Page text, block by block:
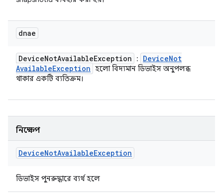
dnae
DeviceNotAvailableException : DeviceNot
AvailableException হলো বিদ্যমান ডিভাইস অনুপলব্ধ
থাকার একটি ব্যতিক্রম।
নিক্ষেপ
DeviceNotAvailableException
ডিভাইস পুনরুদ্ধারে ব্যর্থ হলে